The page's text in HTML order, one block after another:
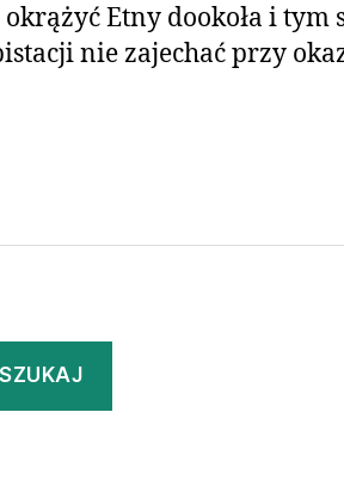
Etny dookoła i tym
nie zajechać przy